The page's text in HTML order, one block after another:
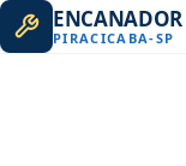
ENCANADOR
PIRACICABA-SP